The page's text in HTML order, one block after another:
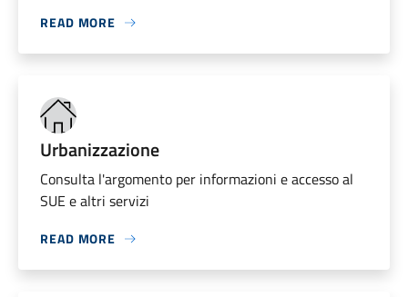
READ MORE
Urbanizzazione
Consulta l'argomento per informazioni e accesso al
SUE e altri servizi
READ MORE